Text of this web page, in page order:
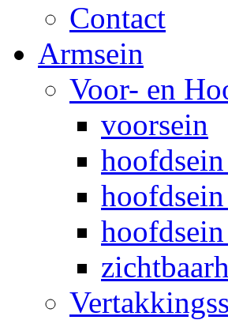
Contact
Armsein
Voor- en
voorsein